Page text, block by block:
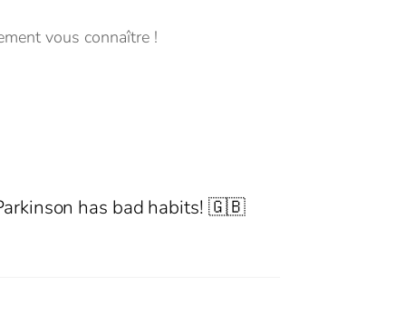
vous connaître !
has bad habits! 🇬🇧